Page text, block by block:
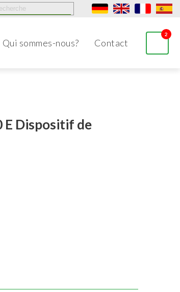
Qui sommes-nous? Contact
2
E Dispositif de